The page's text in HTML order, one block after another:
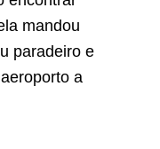
mandou
paradeiro e
a